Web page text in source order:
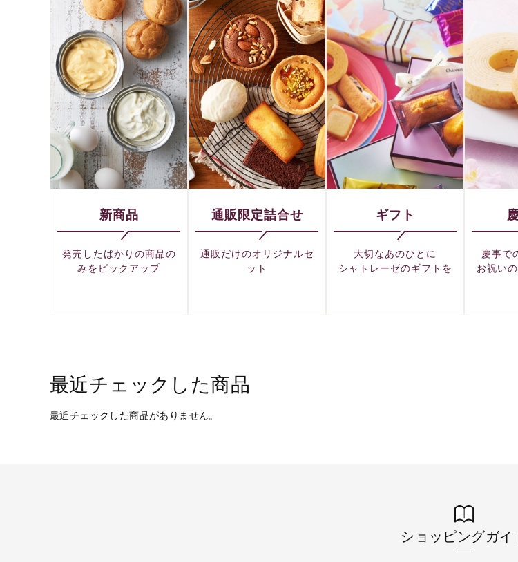
新商品
発売したばかりの商品の
みをピックアップ
通販限定詰合せ
通販だけのオリジナルセ
ット
ギフト
大切なあのひとに
シャトレーゼのギフトを
慶事で
お祝い
最近チェックした商品
最近チェックした商品がありません。
ショッピングガイ